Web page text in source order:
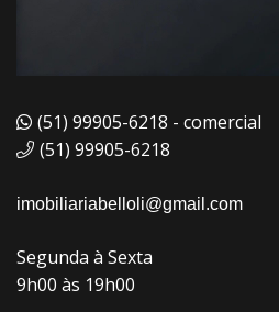
(51) 99905-6218 - comercial
(51) 99905-6218
imobiliariabelloli@gmail.com
Segunda à Sexta
9h00 às 19h00